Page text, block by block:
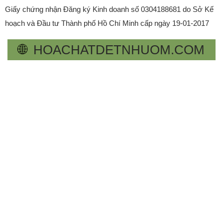
Giấy chứng nhận Đăng ký Kinh doanh số 0304188681 do Sở Kế
hoạch và Đầu tư Thành phố Hồ Chí Minh cấp ngày 19-01-2017
🌐 HOACHATDETNHUOM.COM